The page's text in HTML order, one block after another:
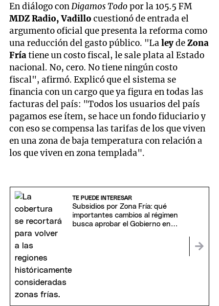
En diálogo conDigamos Todo por la 105.5 FM
MDZ Radio, Vadillocuestionó de entrada el
argumento oficial que presenta la reforma como
una reducción del gasto público. "LaleydeZona
Fríatiene un costo fiscal, le sale plata al Estado
nacional. No, cero. No tiene ningún costo
fiscal", afirmó. Explicó que el sistema se
financia con un cargo que ya figura en todas las
facturas del país: "Todos los usuarios del país
pagamos ese ítem, se hace un fondo fiduciario y
con eso se compensa las tarifas de los que viven
en una zona de baja temperatura con relación a
los que viven en zona templada".
TE PUEDE INTERESAR
Subsidios por Zona Fría: qué
importantes cambios al régimen
busca aprobar el Gobierno en